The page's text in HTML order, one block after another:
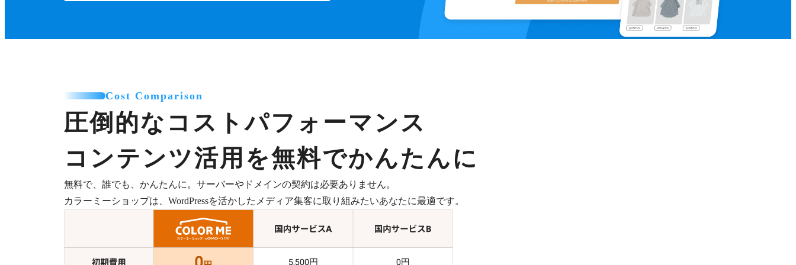
Cost Comparison
圧倒的なコストパフォーマンス
コンテンツ活用を無料でかんたんに
無料で、誰でも、かんたんに。サーバーやドメインの契約は必要ありません。
カラーミーショップは、WordPressを活かしたメディア集客に取り組みたいあなたに最適です。